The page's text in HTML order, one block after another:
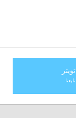
تويتر
تابعنا